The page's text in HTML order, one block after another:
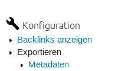
Konfiguration
Backlinks anzeigen
Exportieren
Metadaten